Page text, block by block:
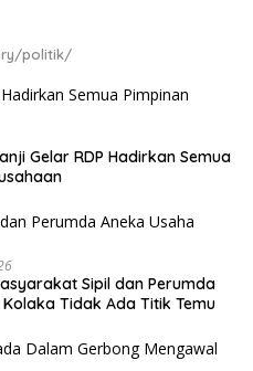
politik/
Gelar RDP Hadirkan Semua
Sipil dan Perumda
Tidak Ada Titik Temu